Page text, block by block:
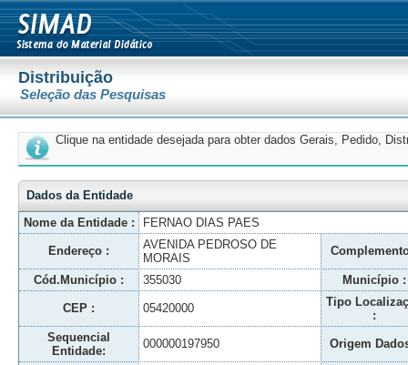
Distribuição
Seleção das Pesquisas
Clique na entidade desejada para obter dados Gerais, Pedido,
Dados da Entidade
Nome da Entidade :
FERNAO DIAS PAES
Endereço :
AVENIDA PEDROSO DE
MORAIS
Cód.Município : 355030 Município :
CEP : 05420000
Tipo
:
Sequencial
Entidade:
000000197950 Origem